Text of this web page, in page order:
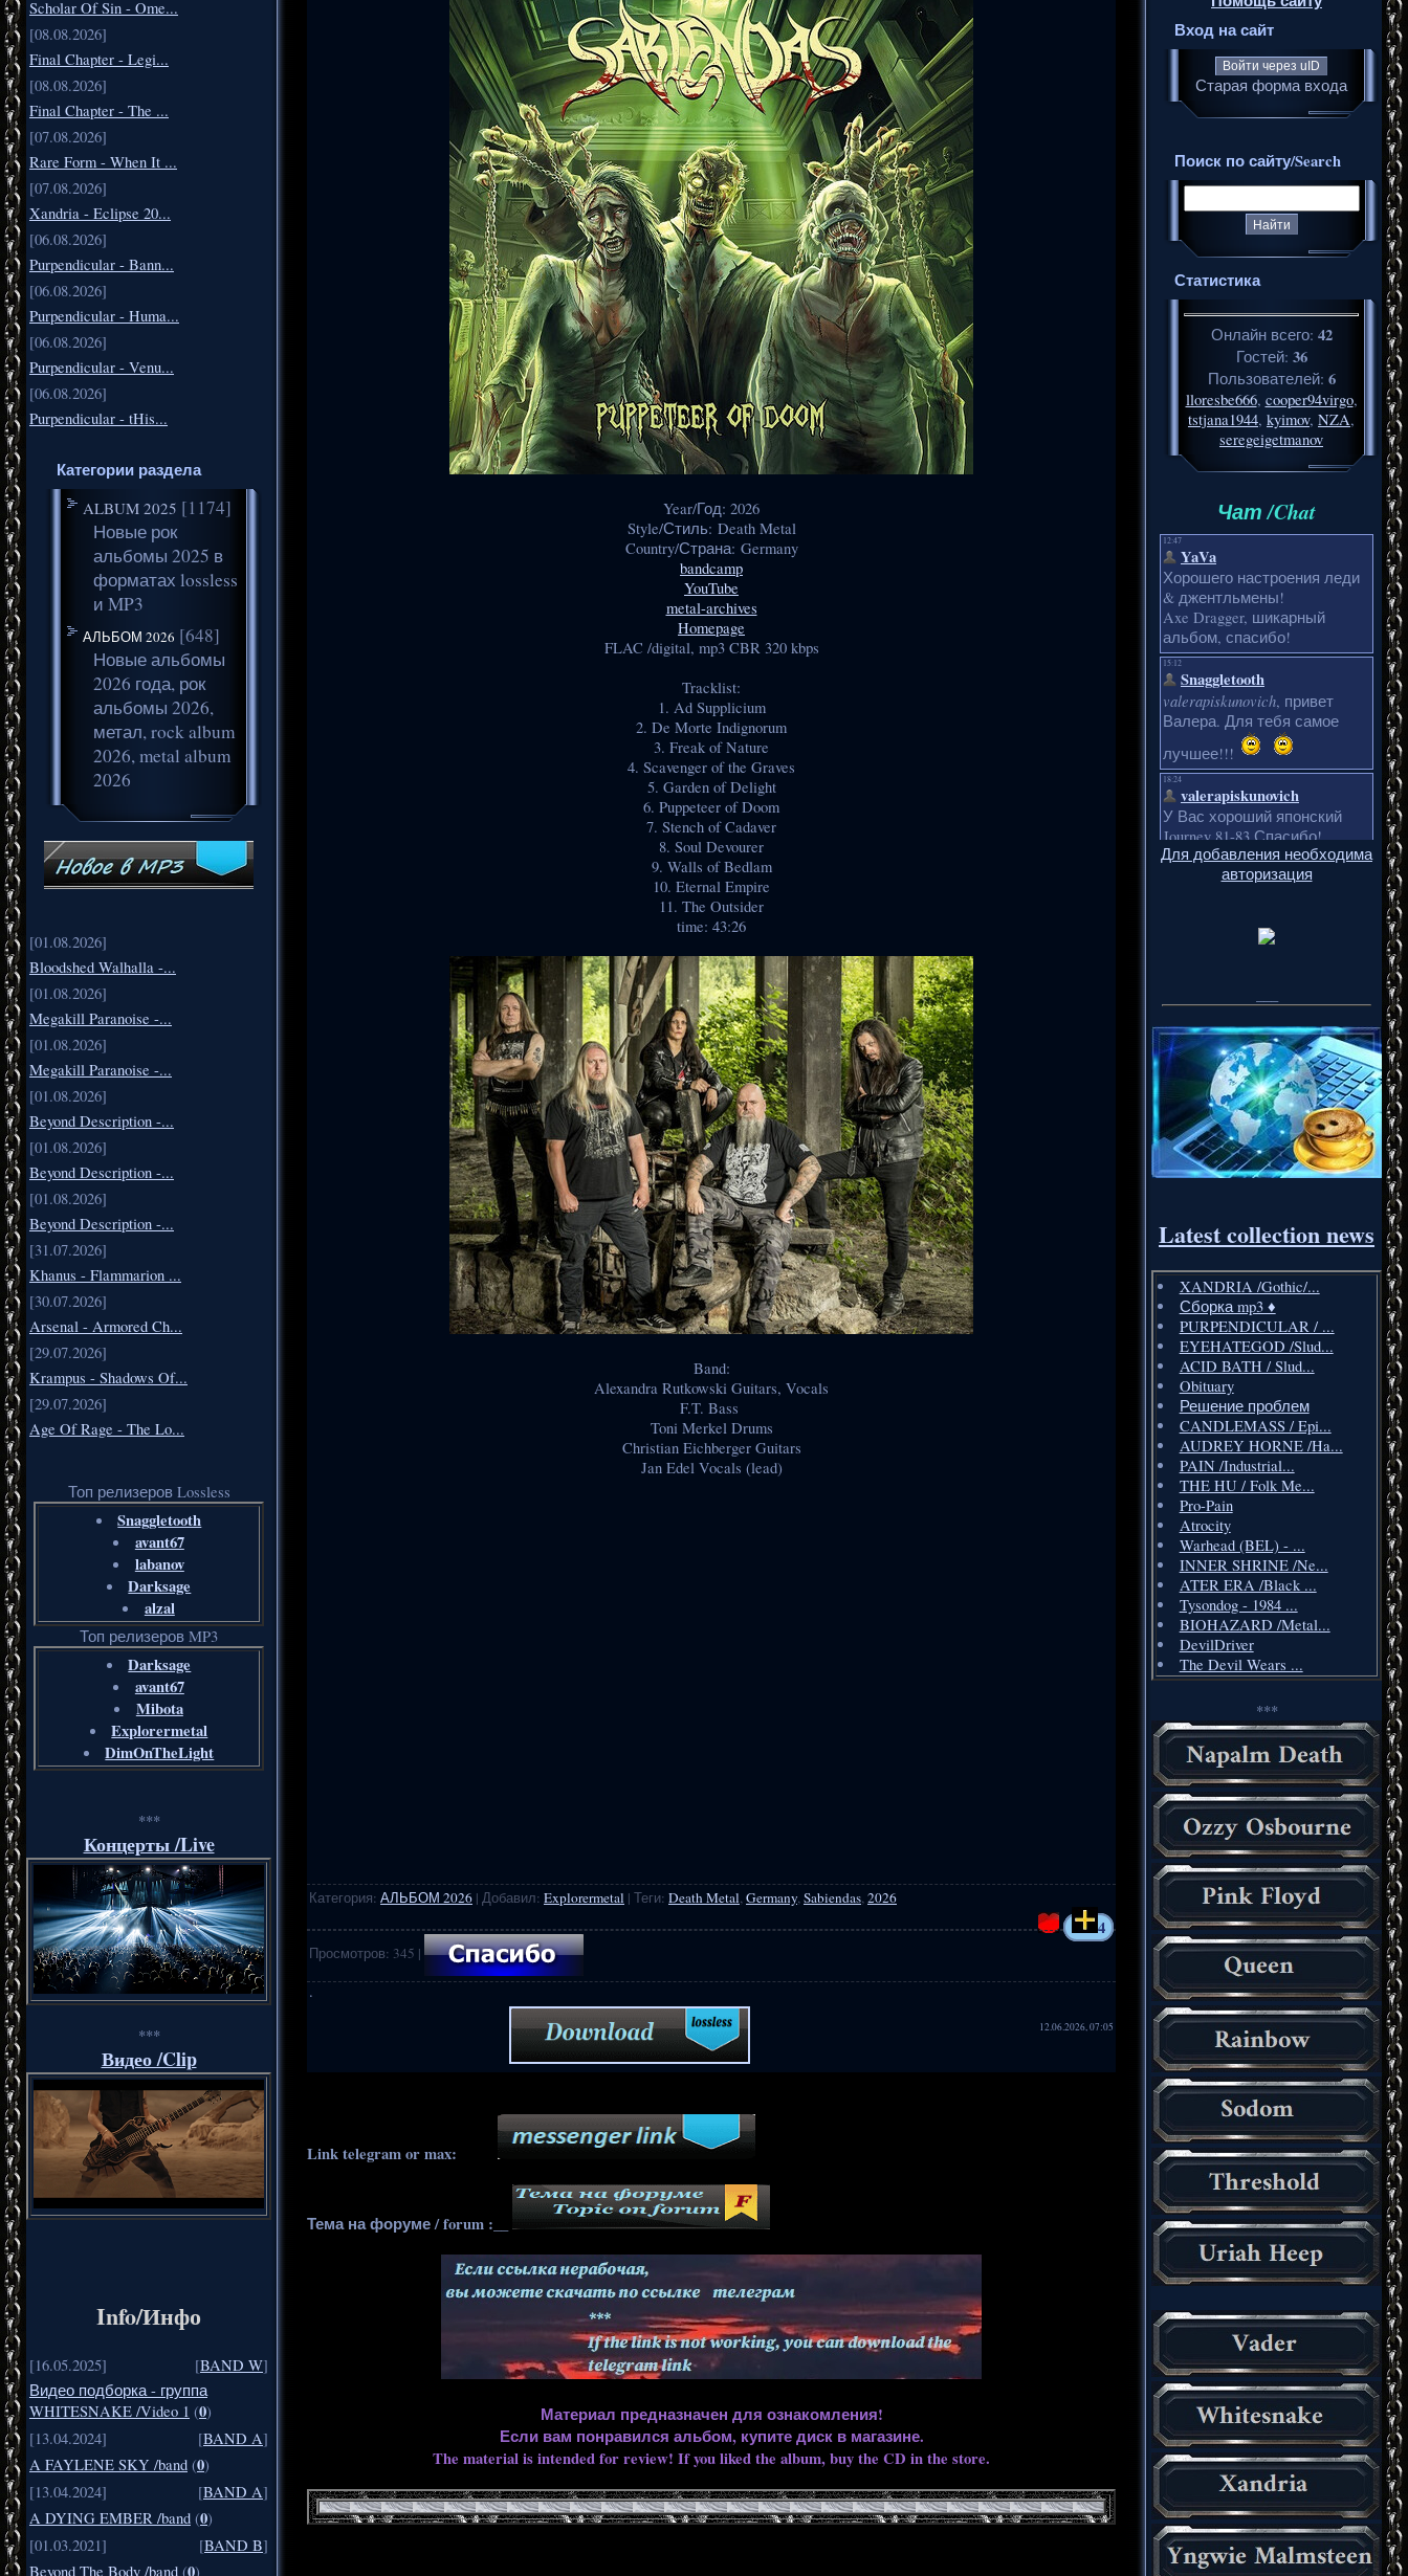
Scholar Of Sin - Ome...
[08.08.2026]
Final Chapter - Legi...
[08.08.2026]
Final Chapter - The ...
[07.08.2026]
Rare Form - When It ...
[07.08.2026]
Xandria - Eclipse 20...
[06.08.2026]
Purpendicular - Bann...
[06.08.2026]
Purpendicular - Huma...
[06.08.2026]
Purpendicular - Venu...
[06.08.2026]
Purpendicular - tHis...
Категории раздела
ALBUM 2025 [1174]
Новые рок
альбомы 2025 в
форматах lossless
и MP3
АЛЬБОМ 2026 [648]
Новые альбомы
2026 года, рок
альбомы 2026,
метал, rock album
2026, metal album
2026
[01.08.2026]
Bloodshed Walhalla -...
[01.08.2026]
Megakill Paranoise -...
[01.08.2026]
Megakill Paranoise -...
[01.08.2026]
Beyond Description -...
[01.08.2026]
Beyond Description -...
[01.08.2026]
Beyond Description -...
[31.07.2026]
Khanus - Flammarion ...
[30.07.2026]
Arsenal - Armored Ch...
[29.07.2026]
Krampus - Shadows Of...
[29.07.2026]
Age Of Rage - The Lo...
Топ релизеров Lossless
Snaggletooth
avant67
labanov
Darksage
alzal
Топ релизеров MP3
Darksage
avant67
Mibota
Explorermetal
DimOnTheLight
***
Концерты /Live
***
Видео /Clip
Info/Инфо
[16.05.2025] [BAND W]
Видео подборка - группа
WHITESNAKE /Video 1 (0)
[13.04.2024]
[BAND A]
A FAYLENE SKY /band (0)
[13.04.2024]
[BAND A]
A DYING EMBER /band (0)
[01.03.2021]
[BAND B]
Beyond The Body /band ( )
Year/Год: 2026
Style/Стиль: Death Metal
Country/Страна: Germany
bandcamp
YouTube
metal-archives
Homepage
FLAC /digital, mp3 CBR 320 kbps
Tracklist:
1. Ad Supplicium
2. De Morte Indignorum
3. Freak of Nature
4. Scavenger of the Graves
5. Garden of Delight
6. Puppeteer of Doom
7. Stench of Cadaver
8. Soul Devourer
9. Walls of Bedlam
10. Eternal Empire
11. The Outsider
time: 43:26
Band:
Alexandra Rutkowski Guitars, Vocals
F.T. Bass
Toni Merkel Drums
Christian Eichberger Guitars
Jan Edel Vocals (lead)
Категория: АЛЬБОМ 2026 | Добавил: Explorermetal | Теги: Death Metal,Germany,Sabiendas,2026
4
Просмотров: 345 |
·
12.06.2026, 07:05
Link telegram or max:
Тема на форуме / forum :__
Материал предназначен для ознакомления!
Если вам понравился альбом, купите диск в магазине.
The material is intended for review! If you liked the album, buy the CD in the store.
Вход на сайт
Войти через uID
Старая форма входа
Поиск по сайту/Search
Статистика
Онлайн всего: 42
Гостей: 36
Пользователей: 6
lloresbe666, cooper94virgo,
tstjana1944, kyimov, NZA,
seregeigetmanov
Чат /Chat
Для добавления необходима
авторизация
Latest collection news
XANDRIA /Gothic/...
Сборка mp3 ♦️
PURPENDICULAR / ...
EYEHATEGOD /Slud...
ACID BATH / Slud...
Obituary
Решение проблем
CANDLEMASS / Epi...
AUDREY HORNE /Ha...
PAIN /Industrial...
THE HU / Folk Me...
Pro-Pain
Atrocity
Warhead (BEL) - ...
INNER SHRINE /Ne...
ATER ERA /Black ...
Tysondog - 1984 ...
BIOHAZARD /Metal...
DevilDriver
The Devil Wears ...
***